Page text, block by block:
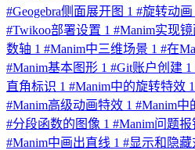
#Geogebra侧面展开图 1 #旋转动画
#Twikoo部署设置 1 #Manim实现
数轴 1 #Manim中三维场景 1 #在
#Manim基本图形 1 #Git账户创建 1
直角标识 1 #Manim中的旋转特效 1
#Manim高级动画特效 1 #Manim中
#分段函数的图像 1 #Manim问题报
#Manim中画出直线 1 #显示和隐藏